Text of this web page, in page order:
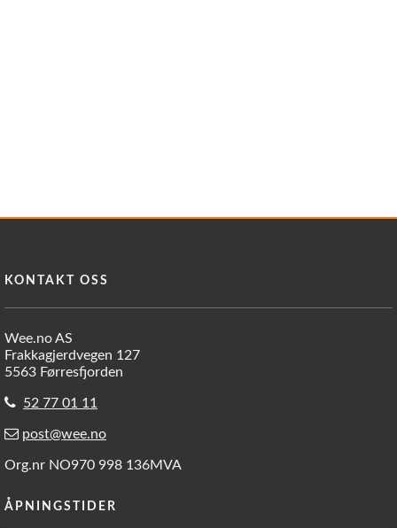
KONTAKT OSS
Wee.no AS
Frakkagjerdvegen 127
5563 Førresfjorden
52 77 01 11
post@wee.no
Org.nr NO970 998 136MVA
ÅPNINGSTIDER